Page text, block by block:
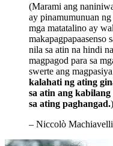
(Marami ang
ay pinamumunuan
mga matatalino ay
makapagpapaasenso
nila sa atin na hindi
magpagod para sa
swerte ang
kalahati ng ating
sa atin ang
sa ating paghangad.)
– Niccolò Machiavelli